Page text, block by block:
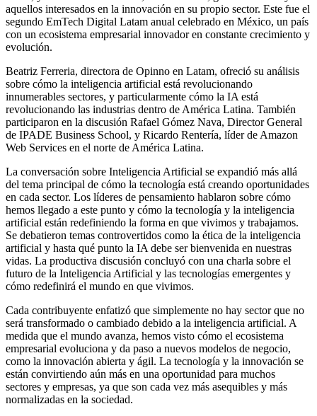
aquellos interesados en la innovación en su propio sector. Este fue el
segundo EmTech Digital Latam anual celebrado en México, un país
con un ecosistema empresarial innovador en constante crecimiento y
evolución.
Beatriz Ferreria, directora de Opinno en Latam, ofreció su análisis
sobre cómo la inteligencia artificial está revolucionando
innumerables sectores, y particularmente cómo la IA está
revolucionando las industrias dentro de América Latina. También
participaron en la discusión Rafael Gómez Nava, Director General
de IPADE Business School, y Ricardo Rentería, líder de Amazon
Web Services en el norte de América Latina.
La conversación sobre Inteligencia Artificial se expandió más allá
del tema principal de cómo la tecnología está creando oportunidades
en cada sector. Los líderes de pensamiento hablaron sobre cómo
hemos llegado a este punto y cómo la tecnología y la inteligencia
artificial están redefiniendo la forma en que vivimos y trabajamos.
Se debatieron temas controvertidos como la ética de la inteligencia
artificial y hasta qué punto la IA debe ser bienvenida en nuestras
vidas. La productiva discusión concluyó con una charla sobre el
futuro de la Inteligencia Artificial y las tecnologías emergentes y
cómo redefinirá el mundo en que vivimos.
Cada contribuyente enfatizó que simplemente no hay sector que no
será transformado o cambiado debido a la inteligencia artificial. A
medida que el mundo avanza, hemos visto cómo el ecosistema
empresarial evoluciona y da paso a nuevos modelos de negocio,
como la innovación abierta y ágil. La tecnología y la innovación se
están convirtiendo aún más en una oportunidad para muchos
sectores y empresas, ya que son cada vez más asequibles y más
normalizadas en la sociedad.